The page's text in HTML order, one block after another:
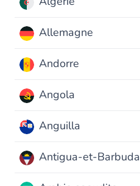
Allemagne
Andorre
Angola
Anguilla
Antigua-et-Barbuda